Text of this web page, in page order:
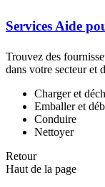
Services Aide
Trouvez des
dans votre secteur et
Charger et
Emballer et
Conduire
Nettoyer
Retour
Haut de la page